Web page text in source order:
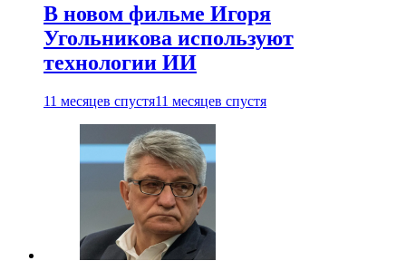
В новом фильме Игоря
Угольникова используют
технологии ИИ
11 месяцев спустя11 месяцев спустя